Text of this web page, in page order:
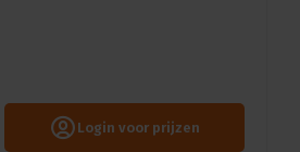
Login voor prijzen